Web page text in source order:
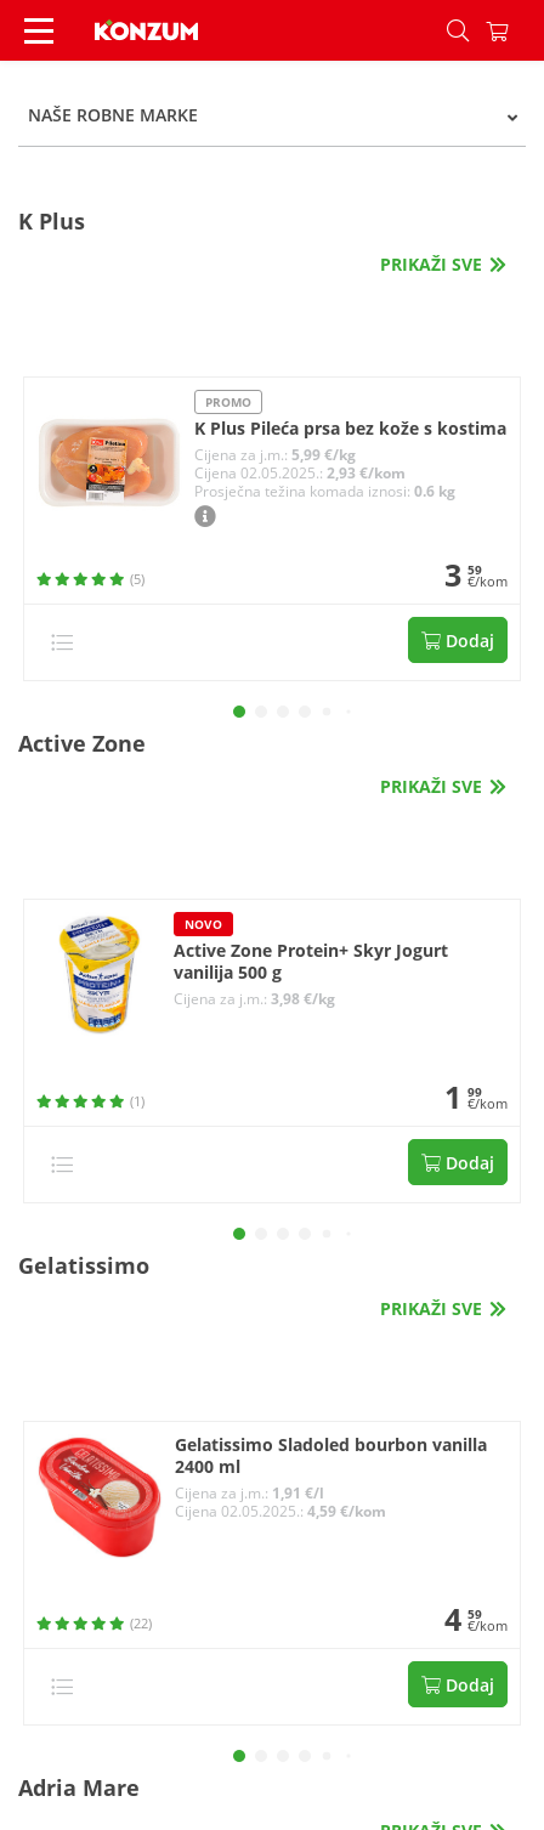
Naše robne marke - Konzum
NAŠE ROBNE MARKE
K Plus
PRIKAŽI SVE
PROMO
K Plus Pileća prsa bez kože s kostima
Cijena za j.m.:5,99 €/kg
Cijena 02.05.2025.:2,93 €/kom
Prosječna težina komada iznosi:0.6 kg
(5) 3 59
€/kom
Dodaj
Active Zone
PRIKAŽI SVE
NOVO
Active Zone Protein+ Skyr Jogurt
vanilija 500 g
Cijena za j.m.:3,98 €/kg
(1) 1 99
€/kom
Dodaj
Gelatissimo
PRIKAŽI SVE
Gelatissimo Sladoled bourbon vanilla
2400 ml
Cijena za j.m.: 1,91 €/l
Cijena 02.05.2025.:4,59 €/kom
(22) 4 59
€/kom
Dodaj
Adria Mare